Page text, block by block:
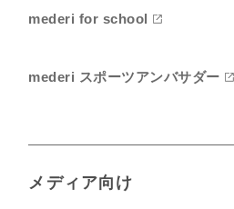
mederi for school
mederi スポーツアンバサダー
メディア向け